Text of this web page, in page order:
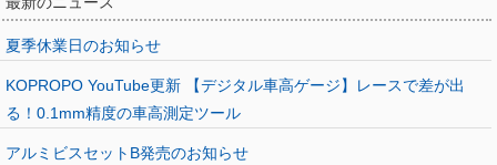
夏季休業日のお知らせ
KOPROPO YouTube更新 【デジタル車高ゲージ】レースで差が出
る！0.1mm精度の車高測定ツール
アルミビスセットB発売のお知らせ